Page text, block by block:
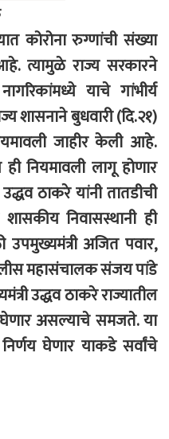
कोरोना रुग्णांची संख्या
त्यामुळे राज्य सरकारने
याचे गांभीर्य
शासनाने बुधवारी (दि.२१)
जाहीर केली आहे.
ही नियमावली लागू होणार
ठाकरे यांनी तातडीची
निवासस्थानी ही
अजित पवार,
महासंचालक संजय पांडे
उद्धव ठाकरे राज्यातील
असल्याचे समजते. या
घेणार याकडे सर्वांचे